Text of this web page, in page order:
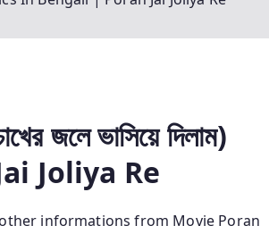
ভাসিয়ে দিলাম)
Joliya Re
other informations from Movie Poran